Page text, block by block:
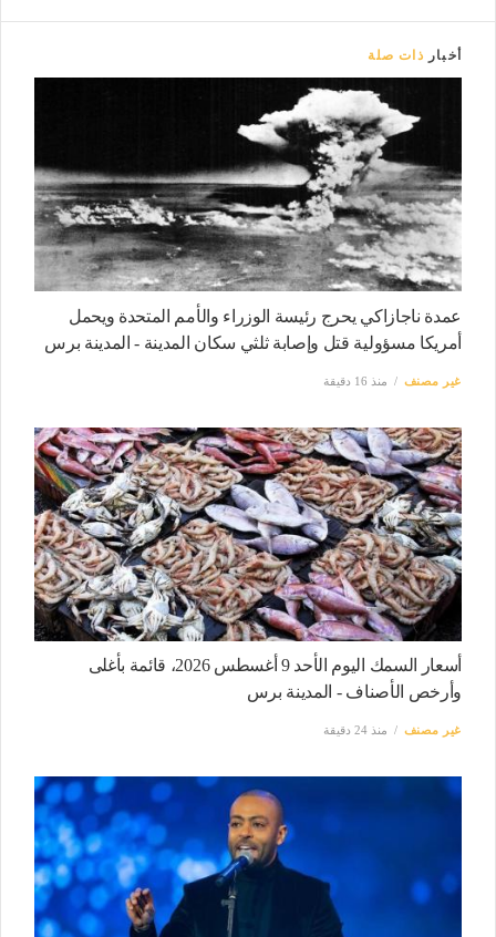
أخبار ذات صلة
عمدة ناجازاكي يحرج رئيسة الوزراء والأمم المتحدة ويحمل
أمريكا مسؤولية قتل وإصابة ثلثي سكان المدينة - المدينة برس
غير مصنف منذ 16 دقيقة
أسعار السمك اليوم الأحد 9 أغسطس 2026، قائمة بأغلى
وأرخص الأصناف - المدينة برس
غير مصنف منذ 24 دقيقة